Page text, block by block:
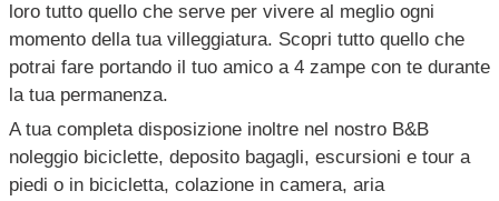
loro tutto quello che serve per vivere al meglio ogni
momento della tua villeggiatura. Scopri tutto quello che
potrai fare portando il tuo amico a 4 zampe con te durante
la tua permanenza.
A tua completa disposizione inoltre nel nostro B&B
noleggio biciclette, deposito bagagli, escursioni e tour a
piedi o in bicicletta, colazione in camera, aria